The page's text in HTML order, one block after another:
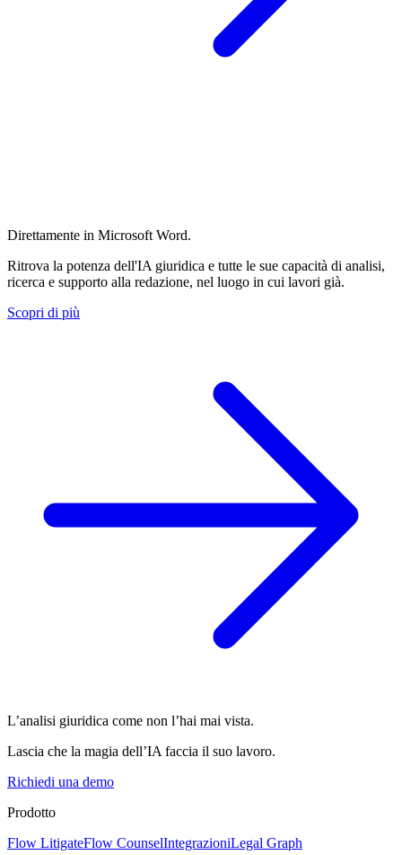
Direttamente in Microsoft Word.
Ritrova la potenza dell'IA giuridica e tutte le sue capacità di analisi,
ricerca e supporto alla redazione, nel luogo in cui lavori già.
Scopri di più
L’analisi giuridica come non l’hai mai vista.
Lascia che la magia dell’IA faccia il suo lavoro.
Richiedi una demo
Prodotto
Flow LitigateFlow CounselIntegrazioniLegal Graph